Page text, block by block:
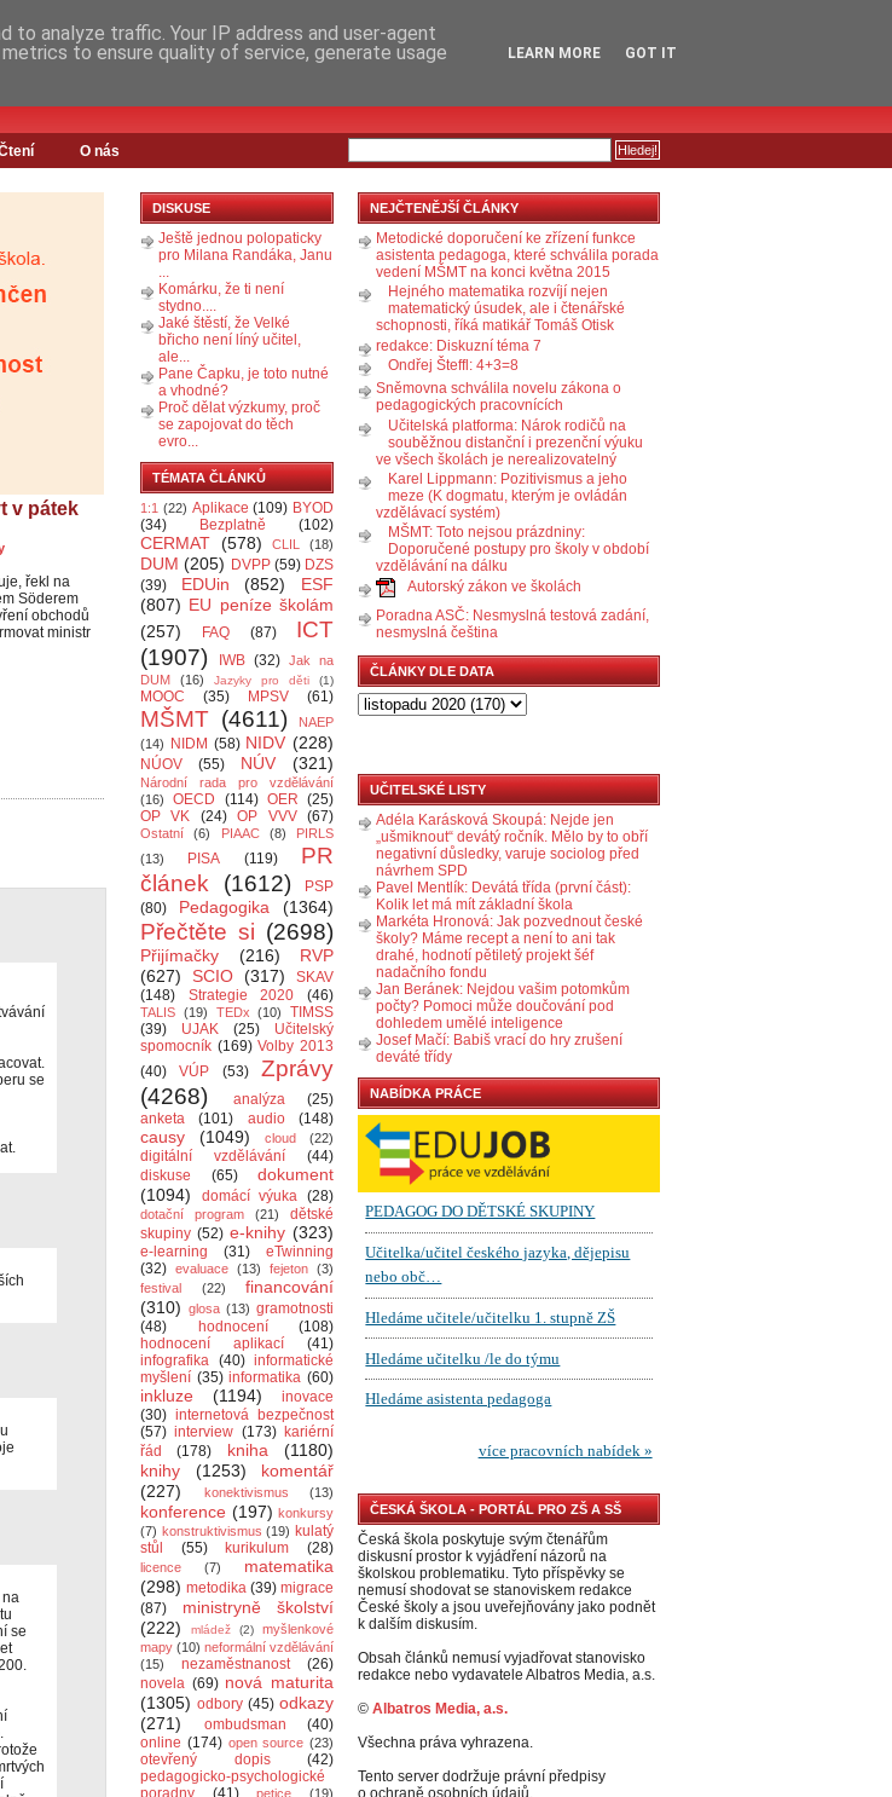
O nás
v pátek
řekl na
Söderem
obchodů
ministr
se
na
se
DISKUSE
Ještě jednou polopaticky
pro Milana Randáka, Janu
...
Komárku, že ti není
stydno....
Jaké štěstí, že Velké
břicho není líný učitel,
ale...
Pane Čapku, je toto nutné
a vhodné?
Proč dělat výzkumy, proč
se zapojovat do těch
evro...
TÉMATA ČLÁNKŮ
1:1 (22) Aplikace (109) BYOD
(34)
Bezplatně (102)
CERMAT (578) CLIL (18)
DUM (205) DVPP (59) DZS
(39)
EDUin (852)
ESF
(807) EU peníze školám
(257)
FAQ (87)
ICT
(1907)
IWB (32) Jak na
DUM
(16) Jazyky pro děti (1)
MOOC (35) MPSV (61)
MŠMT (4611)
NAEP
(14)
NIDM (58) NIDV (228)
NÚOV (55) NÚV (321)
Národní rada pro vzdělávání
(16)
OECD (114) OER (25)
OP VK
(24) OP VVV (67)
Ostatní (6) PIAAC (8)
PIRLS
(13)
PISA (119)
PR
článek
(1612)
PSP
(80)
Pedagogika (1364)
Přečtěte si (2698)
Přijímačky (216)
RVP
(627)
SCIO (317)
SKAV
(148)
Strategie 2020 (46)
TALIS (19) TEDx (10)
TIMSS
(39)
UJAK (25)
Učitelský
spomocník (169) Volby 2013
(40)
VÚP (53)
Zprávy
(4268)
analýza
(25)
anketa
(101) audio (148)
causy (1049) cloud (22)
digitální vzdělávání
(44)
diskuse
(65)
dokument
(1094)
domácí výuka (28)
dotační program (21)
dětské
skupiny (52) e-knihy (323)
e-learning (31)
eTwinning
(32) evaluace (13) fejeton (3)
festival
(22)
financování
(310) glosa (13) gramotnosti
(48)
hodnocení
(108)
hodnocení aplikací
(41)
infografika (40) informatické
myšlení (35) informatika (60)
inkluze (1194)
inovace
(30) internetová bezpečnost
(57) interview (173) kariérní
řád
(178) kniha
(1180)
knihy
(1253)
komentář
(227)
konektivismus (13)
konference (197) konkursy
(7) konstruktivismus (19) kulatý
stůl
(55) kurikulum (28)
licence (7)
matematika
(298) metodika (39) migrace
(87)
ministryně školství
(222)
mládež (2)
myšlenkové
mapy (10) neformální vzdělávání
(15)
nezaměstnanost
(26)
novela (69) nová maturita
(1305) odbory (45) odkazy
(271)
ombudsman
(40)
online (174) open source (23)
otevřený dopis
(42)
pedagogicko-psychologické
poradny
(41) petice (19)
NEJČTENĚJŠÍ ČLÁNKY
Metodické doporučení ke zřízení funkce
asistenta pedagoga, které schválila porada
vedení MŠMT na konci května 2015
Hejného matematika rozvíjí nejen
matematický úsudek, ale i čtenářské
schopnosti, říká matikář Tomáš Otisk
redakce: Diskuzní téma 7
Ondřej Šteffl: 4+3=8
Sněmovna schválila novelu zákona o
pedagogických pracovnících
Učitelská platforma: Nárok rodičů na
souběžnou distanční i prezenční výuku
ve všech školách je nerealizovatelný
Karel Lippmann: Pozitivismus a jeho
meze (K dogmatu, kterým je ovládán
vzdělávací systém)
MŠMT: Toto nejsou prázdniny:
Doporučené postupy pro školy v období
vzdělávání na dálku
Autorský zákon ve školách
Poradna ASČ: Nesmyslná testová zadání,
nesmyslná čeština
ČLÁNKY DLE DATA
UČITELSKÉ LISTY
Adéla Karásková Skoupá: Nejde jen
„ušmiknout“ devátý ročník. Mělo by to obří
negativní důsledky, varuje sociolog před
návrhem SPD
Pavel Mentlík: Devátá třída (první část):
Kolik let má mít základní škola
Markéta Hronová: Jak pozvednout české
školy? Máme recept a není to ani tak
drahé, hodnotí pětiletý projekt šéf
nadačního fondu
Jan Beránek: Nejdou vašim potomkům
počty? Pomoci může doučování pod
dohledem umělé inteligence
Josef Mačí: Babiš vrací do hry zrušení
deváté třídy
NABÍDKA PRÁCE
ČESKÁ ŠKOLA - PORTÁL PRO ZŠ A SŠ
Česká škola poskytuje svým čtenářům
diskusní prostor k vyjádření názorů na
školskou problematiku. Tyto příspěvky se
nemusí shodovat se stanoviskem redakce
České školy a jsou uveřejňovány jako podnět
k dalším diskusím.
Obsah článků nemusí vyjadřovat stanovisko
redakce nebo vydavatele Albatros Media, a.s.
© Albatros Media, a.s.
Všechna práva vyhrazena.
Tento server dodržuje právní předpisy
o ochraně osobních údajů.
analyze traffic. Your IP address and user-agent
to ensure quality of service, generate usage
LEARN MORE GOT IT